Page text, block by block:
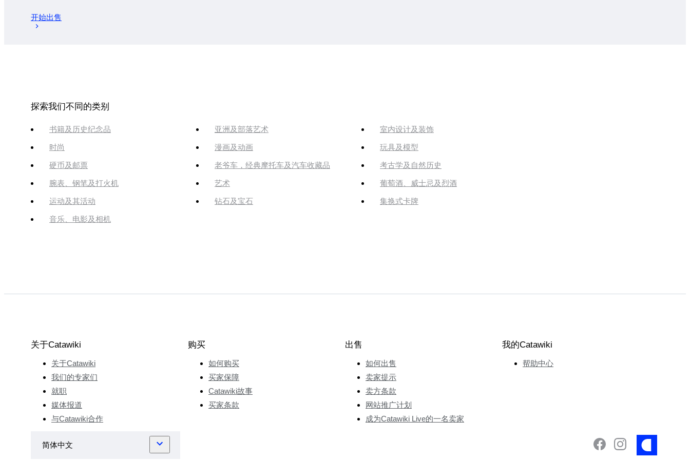
开始出售
探索我们不同的类别
书籍及历史纪念品 亚洲及部落艺术 室内设计及装饰
时尚 漫画及动画 玩具及模型
硬币及邮票 老爷车，经典摩托车及汽车收藏品 考古学及自然历史
腕表、钢笔及打火机 艺术 葡萄酒、威士忌及烈酒
运动及其活动 钻石及宝石 集换式卡牌
音乐、电影及相机
关于Catawiki
关于Catawiki
我们的专家们
就职
媒体报道
与Catawiki合作
购买
如何购买
买家保障
Catawiki故事
买家条款
出售
如何出售
卖家提示
卖方条款
网站推广计划
成为Catawiki Live的一名卖家
我的Catawiki
帮助中心